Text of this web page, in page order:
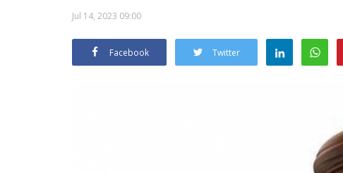
Jul 14, 2023 09:00
Facebook Twitter